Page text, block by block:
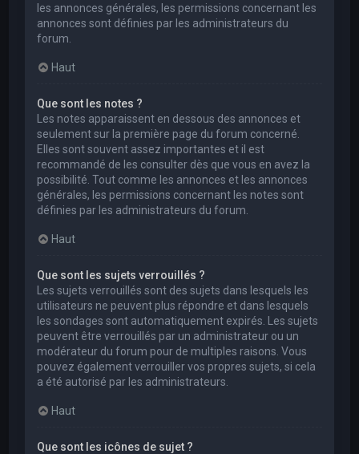
les annonces générales, les permissions concernant les
annonces sont définies par les administrateurs du
forum.
Haut
Que sont les notes ?
Les notes apparaissent en dessous des annonces et
seulement sur la première page du forum concerné.
Elles sont souvent assez importantes et il est
recommandé de les consulter dès que vous en avez la
possibilité. Tout comme les annonces et les annonces
générales, les permissions concernant les notes sont
définies par les administrateurs du forum.
Haut
Que sont les sujets verrouillés ?
Les sujets verrouillés sont des sujets dans lesquels les
utilisateurs ne peuvent plus répondre et dans lesquels
les sondages sont automatiquement expirés. Les sujets
peuvent être verrouillés par un administrateur ou un
modérateur du forum pour de multiples raisons. Vous
pouvez également verrouiller vos propres sujets, si cela
a été autorisé par les administrateurs.
Haut
Que sont les icônes de sujet ?